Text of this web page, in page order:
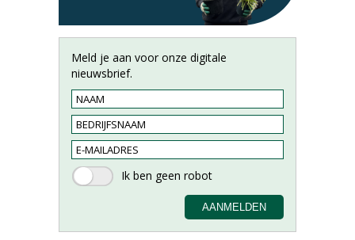
Meld je aan voor onze digitale
nieuwsbrief.